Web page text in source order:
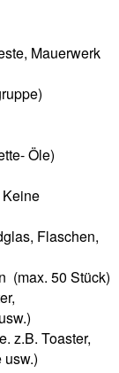
Mauerwerk
Öle)
Flaschen,
(max. 50 Stück)
z.B. Toaster,